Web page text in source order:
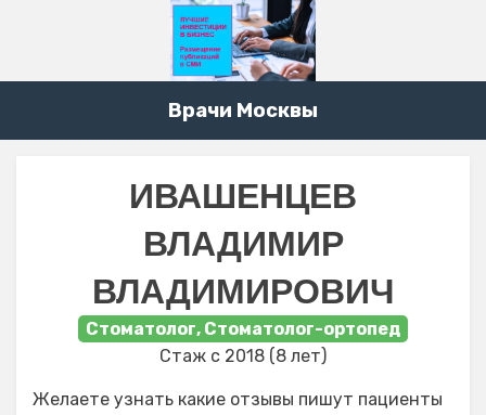
Врачи Москвы
ИВАШЕНЦЕВ
ВЛАДИМИР
ВЛАДИМИРОВИЧ
Стоматолог, Стоматолог-ортопед
Стаж с 2018 (8 лет)
Желаете узнать какие отзывы пишут пациенты